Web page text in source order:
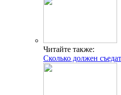
Читайте также:
Сколько должен